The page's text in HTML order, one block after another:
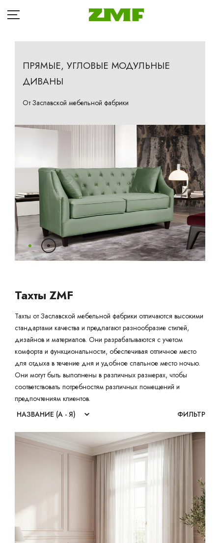
ГЛАВНАЯ
КАТАЛОГ
БЛОГ
ДОСТАВКА
РАССРОЧКА
ГДЕ КУПИТЬ
Ваш город: Гомель Брест Гродно
Могилев
Сморгонь
ПРЯМЫЕ, УГЛОВЫЕ МОДУЛЬНЫЕ
ДИВАНЫ
От Заславской мебельной фабрики
Тахты ZMF
Тахты от Заславской мебельной фабрики отличаются высокими
стандартами качества и предлагают разнообразие стилей,
дизайнов и материалов. Они разрабатываются с учетом
комфорта и функциональности, обеспечивая отличное место
для отдыха в течение дня и удобное спальное место ночью.
Они могут быть выполнены в различных размерах, чтобы
соответствовать потребностям различных помещений и
предпочтениям клиентов.
ФИЛЬТР